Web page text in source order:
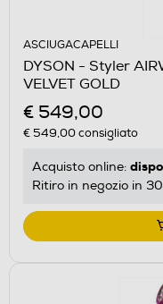
ASCIUGACAPELLI
DYSON - Styler
VELVET GOLD
€ 549,00
€ 549,00consigliato
Acquisto online:
Ritiro in negozio in